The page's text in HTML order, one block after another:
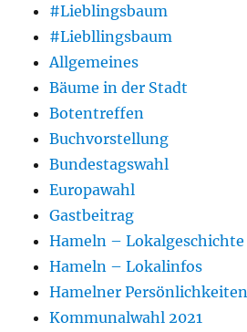
#Lieblingsbaum
#Liebllingsbaum
Allgemeines
Bäume in der Stadt
Botentreffen
Buchvorstellung
Bundestagswahl
Europawahl
Gastbeitrag
Hameln – Lokalgeschichte
Hameln – Lokalinfos
Hamelner Persönlichkeiten
Kommunalwahl 2021